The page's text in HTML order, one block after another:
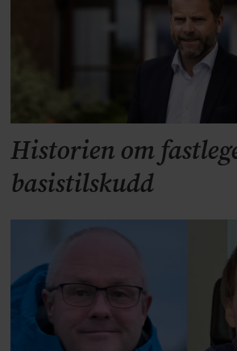
Historien om
basistilskudd